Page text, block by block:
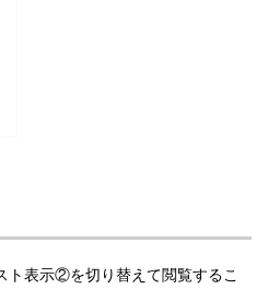
表示②を切り替えて閲覧するこ